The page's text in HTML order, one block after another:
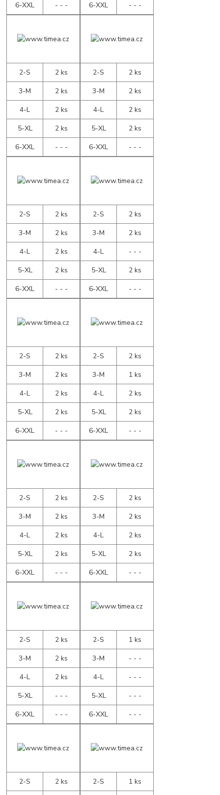
6-XXL
- - -
6-XXL
- - -
2-S
2 ks
3-M
2 ks
4-L
2 ks
5-XL
2 ks
6-XXL
- - -
2-S
2 ks
3-M
2 ks
4-L
2 ks
5-XL
2 ks
6-XXL
- - -
2-S
2 ks
3-M
2 ks
4-L
2 ks
5-XL
2 ks
6-XXL
- - -
2-S
2 ks
3-M
2 ks
4-L
- - -
5-XL
2 ks
6-XXL
- - -
2-S
2 ks
3-M
2 ks
4-L
2 ks
5-XL
2 ks
6-XXL
- - -
2-S
2 ks
3-M
1 ks
4-L
2 ks
5-XL
2 ks
6-XXL
- - -
2-S
2 ks
3-M
2 ks
4-L
2 ks
5-XL
2 ks
6-XXL
- - -
2-S
2 ks
3-M
2 ks
4-L
2 ks
5-XL
2 ks
6-XXL
- - -
2-S
2 ks
3-M
2 ks
4-L
2 ks
5-XL
- - -
6-XXL
- - -
2-S
1 ks
3-M
- - -
4-L
- - -
5-XL
- - -
6-XXL
- - -
2-S
2 ks
2-S
1 ks